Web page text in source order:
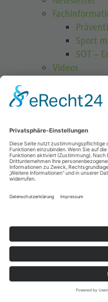
Sport
SOT –
Videos
Publikationen
Publikationen